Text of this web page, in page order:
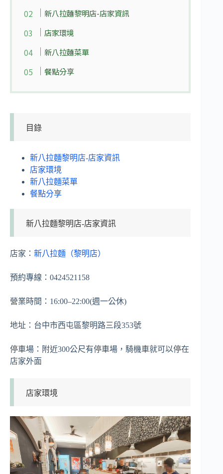
新八拉麵黎明店-店家資訊
店家環境
新八拉麵菜單
餐點分享
目錄
新八拉麵黎明店-店家資訊
店家環境
新八拉麵菜單
餐點分享
新八拉麵黎明店-店家資訊
店家： 新八拉麵（黎明店）
預約專線：0424521158
營業時間：16:00–22:00(週一公休)
地址：台中市西屯區黎明路三段353號
停車場：附近300公尺有停車場，騎機車就可以停在
店家外面
店家環境